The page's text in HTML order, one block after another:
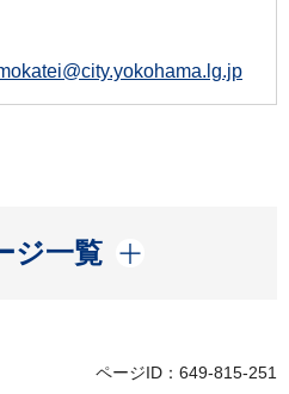
ジ一覧
開く
ページID：649-815-251